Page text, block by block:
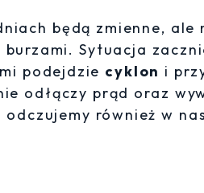
będą zmienne, ale
Sytuacja
podejdzie cyklon i
odłączy prąd oraz
również w